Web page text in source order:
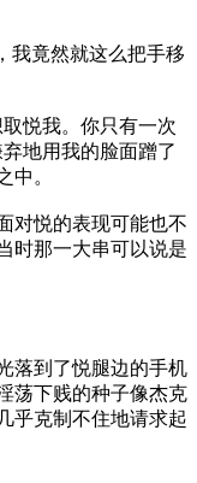
我竟然就这么把手移
悦我。你只有一次
地用我的脸面蹭了
中。
对悦的表现可能也不
时那一大串可以说是
落到了悦腿边的手机
荡下贱的种子像杰克
乎克制不住地请求起